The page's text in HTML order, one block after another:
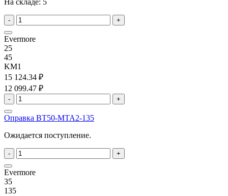
На складе: 5
- +
Evermore
25
45
KM1
15 124.34 ₽
12 099.47 ₽
- +
Оправка BT50-MTA2-135
Ожидается поступление.
- +
Evermore
35
135